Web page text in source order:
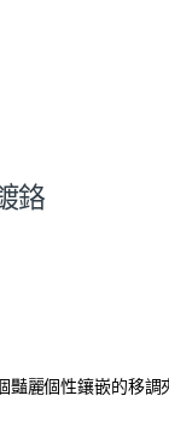
鉻
麗個性鑲嵌的移調